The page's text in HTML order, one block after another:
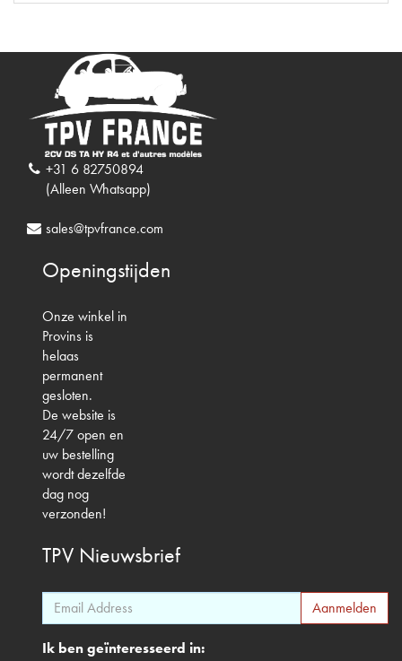
+31 6 82750894
(Alleen Whatsapp)
sales@tpvfrance.com
Openingstijden
Onze winkel in
Provins is
helaas
permanent
gesloten.
De website is
24/7 open en
uw bestelling
wordt dezelfde
dag nog
verzonden!
TPV Nieuwsbrief
Ik ben geïnteresseerd in: